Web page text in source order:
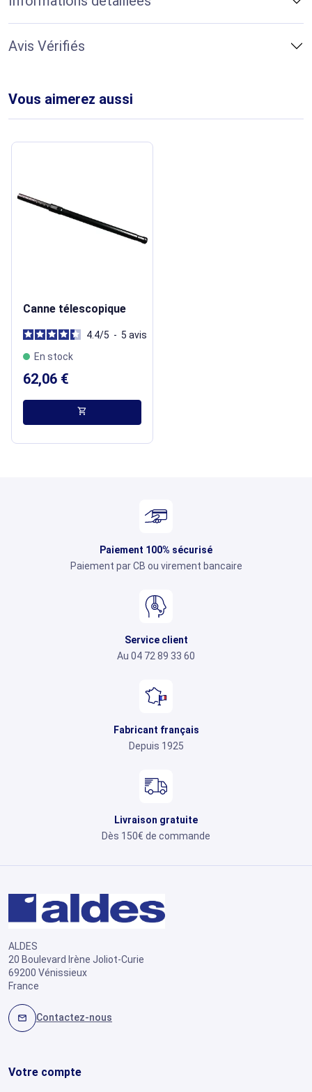
Avis Vérifiés
Vous aimerez aussi
Canne télescopique
4.4/5 - 5 avis
En stock
62,06 €
shopping_cart
Paiement 100% sécurisé
Paiement par CB ou virement bancaire
Service client
Au 04 72 89 33 60
Fabricant français
Depuis 1925
Livraison gratuite
Dès 150€ de commande
ALDES
20 Boulevard Irène Joliot-Curie
69200 Vénissieux
France
mail Contactez-nous
Votre compte